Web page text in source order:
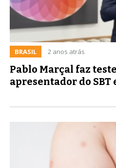
BRASIL 2 anos atrás
Pablo Marçal faz
apresentador do SBT